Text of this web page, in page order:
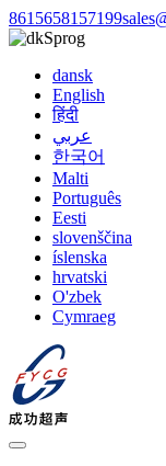
8615658157199
Sprog
dansk
English
हिंदी
عربي
한국어
Malti
Português
Eesti
slovenščina
íslenska
hrvatski
O'zbek
Cymraeg